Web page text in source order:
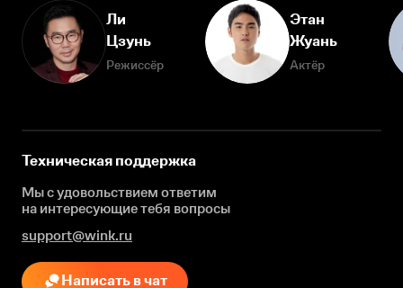
Ли
Цзунь
Режиссёр
Этан
Жуань
Актёр
Техническая поддержка
Мы с удовольствием ответим
на интересующиетебя вопросы
support@wink.ru
Написать в чат